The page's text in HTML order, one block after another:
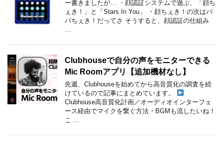
ー書きましたが… ・顔認証システムで遊ぶ、「顔ち
ぇき！」と「Stars In You」 ・顔ちぇき！の次はパ
パちぇき！だってさ そうすると、顔認証の仕組み
…
Clubhouseで自分の声をモニターできる
Mic Roomアプリ【追加機材なし】
先週、Clubhouseを始めてから高音質化の調査を続
けているので記事にまとめています。
Clubhouse高音質化計画／オーディオインターフェ
ース経由でマイクを繋ぐ方法・BGMも流したいね！
こ …